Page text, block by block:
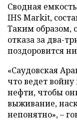
Сводная
IHS Markit,
Таким образом,
отказа за два-
поздоровится
«Саудовская
что ведет
нефти, чтобы
выживание,
непонятно», –